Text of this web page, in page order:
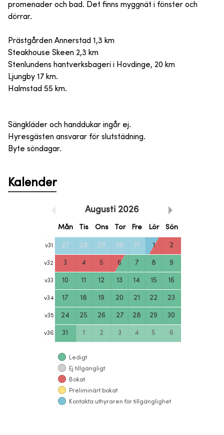
promenader och bad. Det finns myggnät i fönster och
dörrar.
Prästgården Annerstad 1,3 km
Steakhouse Skeen 2,3 km
Stenlundens hantverksbageri i Hovdinge, 20 km
Ljungby 17 km.
Halmstad 55 km.
Sängkläder och handdukar ingår ej.
Hyresgästen ansvarar för slutstädning.
Byte söndagar.
Kalender
Augusti 2026
Mån Tis Ons Tor Fre Lör Sön
v31 27 28 29 30 31 1 2
v32 3 4 5 6 7 8 9
v33 10 11 12 13 14 15 16
v34 17 18 19 20 21 22 23
v35 24 25 26 27 28 29 30
v36 31 1 2 3 4 5 6
Ledigt
Ej tillgängligt
Bokat
Preliminärt bokat
Kontakta uthyraren för tillgänglighet